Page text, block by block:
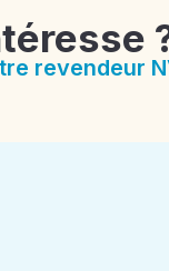
revendeur